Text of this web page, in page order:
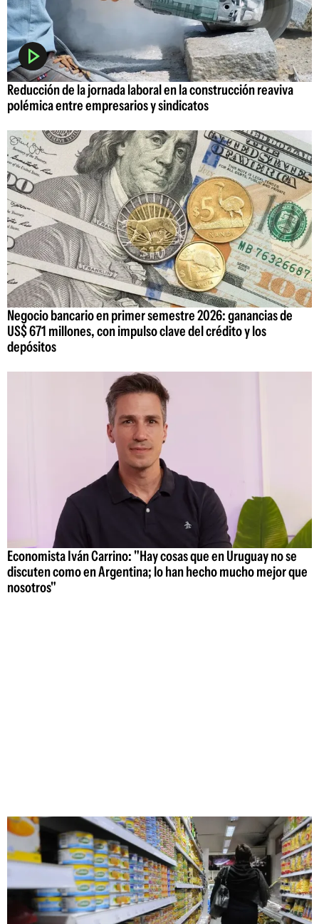
Reducción de la jornada laboral en la construcción reaviva
polémica entre empresarios y sindicatos
Negocio bancario en primer semestre 2026: ganancias de
US$ 671 millones, con impulso clave del crédito y los
depósitos
Economista Iván Carrino: "Hay cosas que en Uruguay no se
discuten como en Argentina; lo han hecho mucho mejor que
nosotros"